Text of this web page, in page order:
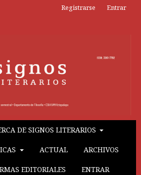
DE SIGNOS LITERARIOS
ACTUAL ARCHIVOS
EDITORIALES ENTRAR
Registrarse Entrar